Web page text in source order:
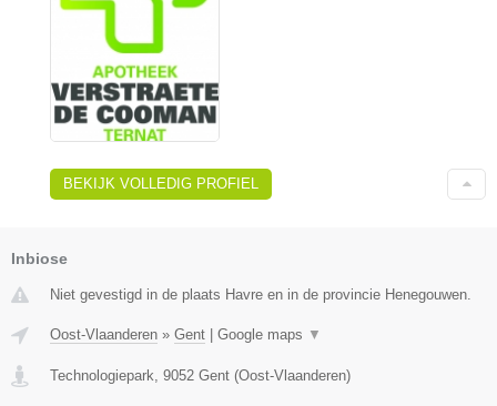
BEKIJK VOLLEDIG PROFIEL
Inbiose
Niet gevestigd in de plaats Havre en in de provincie Henegouwen.
Oost-Vlaanderen » Gent Google maps ▼
Technologiepark 9052 Gent (Oost-Vlaanderen)